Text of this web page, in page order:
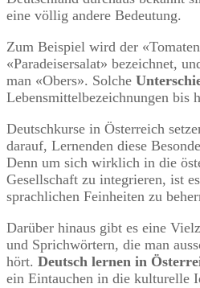
eine völlig andere Bedeutung.
Zum Beispiel wird der
«Paradeisersalat» bezeichnet,
man «Obers». Solche
Lebensmittelbezeichnungen bis
Deutschkurse in Österreich
darauf, Lernenden diese
Denn um sich wirklich in die
Gesellschaft zu integrieren, ist
sprachlichen Feinheiten zu
Darüber hinaus gibt es eine
und Sprichwörtern, die man
hört. Deutsch lernen in
ein Eintauchen in die kulturelle